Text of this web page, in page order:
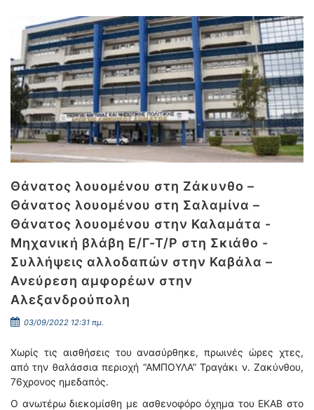
Θάνατος λουομένου στη Ζάκυνθο –
Θάνατος λουομένου στη Σαλαμίνα –
Θάνατος λουομένου στην Καλαμάτα -
Μηχανική βλάβη Ε/Γ-Τ/Ρ στη Σκιάθο -
Συλλήψεις αλλοδαπών στην Καβάλα –
Ανεύρεση αμφορέων στην
Αλεξανδρούπολη
03/09/2022 12:31 πμ.
Χωρίς τις αισθήσεις του ανασύρθηκε, πρωινές ώρες χτες,
από την θαλάσσια περιοχή “ΑΜΠΟΥΛΑ” Τραγάκι ν. Ζακύνθου,
76χρονος ημεδαπός.
Ο ανωτέρω διεκομίσθη με ασθενοφόρο όχημα του ΕΚΑΒ στο